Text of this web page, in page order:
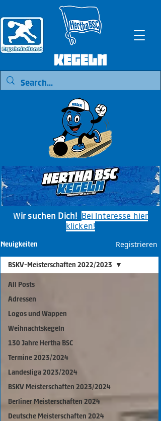
Wir suchen Dich! Bei Interesse hier
klicken!​
Neuigkeiten Registrieren
All Posts
Adressen
Logos und Wappen
Weihnachtskegeln
130 Jahre Hertha BSC
Termine 2023/2024
Landesliga 2023/2024
BSKV Meisterschaften 2023/2024
Berliner Meisterschaften 2024
Deutsche Meisterschaften 2024
BSKV-Meisterschaften 2022/2023